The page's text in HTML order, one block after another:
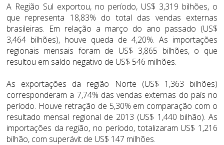
A Região Sul exportou, no período, US$ 3,319 bilhões, o
que representa 18,83% do total das vendas externas
brasileiras. Em relação a março do ano passado (US$
3,464 bilhões), houve queda de 4,20%. As importações
regionais mensais foram de US$ 3,865 bilhões, o que
resultou em saldo negativo de US$ 546 milhões.
As exportações da região Norte (US$ 1,363 bilhões)
corresponderam a 7,74% das vendas externas do país no
período. Houve retração de 5,30% em comparação com o
resultado mensal regional de 2013 (US$ 1,440 bilhão). As
importações da região, no período, totalizaram US$ 1,216
bilhão, com superávit de US$ 147 milhões.